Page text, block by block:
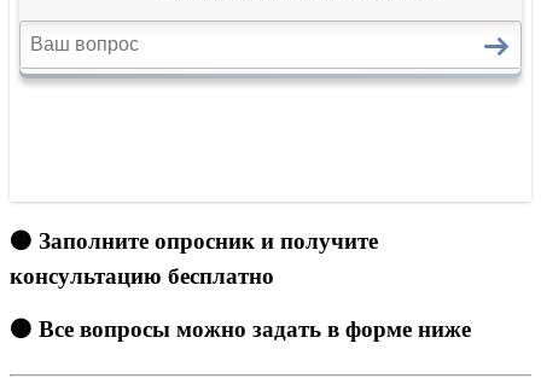
🟠 Заполните опросник и получите
консультацию бесплатно
🟠 Все вопросы можно задать в форме ниже